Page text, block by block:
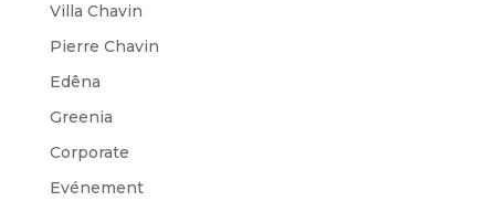
Villa Chavin
Pierre Chavin
Edêna
Greenia
Corporate
Evénement